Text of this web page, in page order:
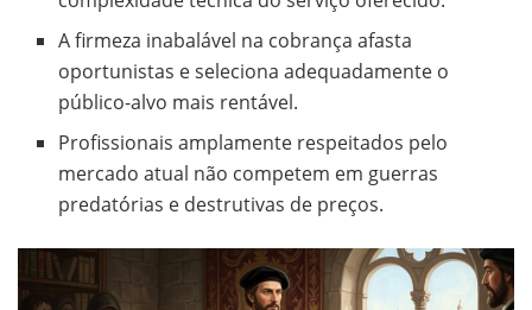
A firmeza inabalável na cobrança afasta
oportunistas e seleciona adequadamente o
público-alvo mais rentável.
Profissionais amplamente respeitados pelo
mercado atual não competem em guerras
predatórias e destrutivas de preços.